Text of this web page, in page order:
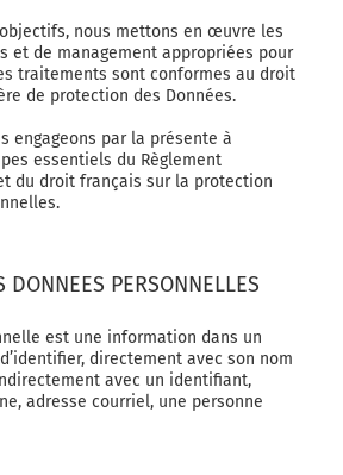
nous mettons en œuvre les
et de management appropriées pour
traitements sont conformes au droit
de protection des Données.
engageons par la présente à
essentiels du Règlement
du droit français sur la protection
DONNEES PERSONNELLES
est une information dans un
directement avec son nom
avec un identifiant,
adresse courriel, une personne